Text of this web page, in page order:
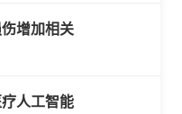
增加相关
人工智能